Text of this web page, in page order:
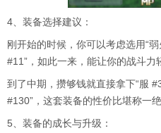
4、装备选择建议：
刚开始的时候，你可以考虑选用“
#11”，如此一来，能让你的战斗力
到了中期，攒够钱就直接拿下“服
#130”，这套装备的性价比堪称一绝
5、装备的成长与升级：